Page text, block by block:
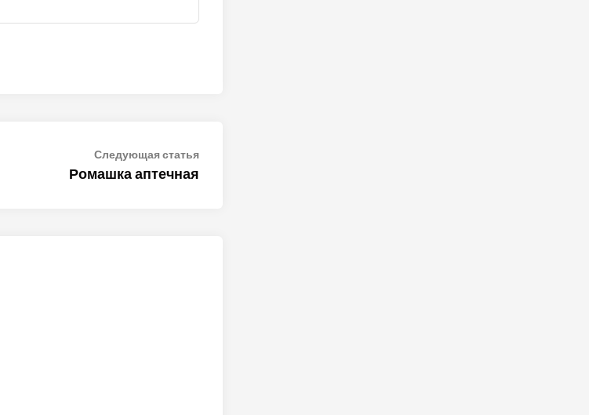
Следующая статьяСледующая
Ромашка аптечная